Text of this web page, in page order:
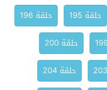
حلقة 195
حلقة 196
حلقة 200
حلقة 204